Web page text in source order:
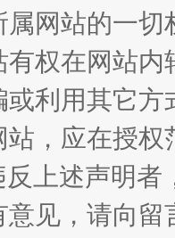
藏房 除
网站的一
权在网站
利用其它
，应在授
反上述声明
见，请向